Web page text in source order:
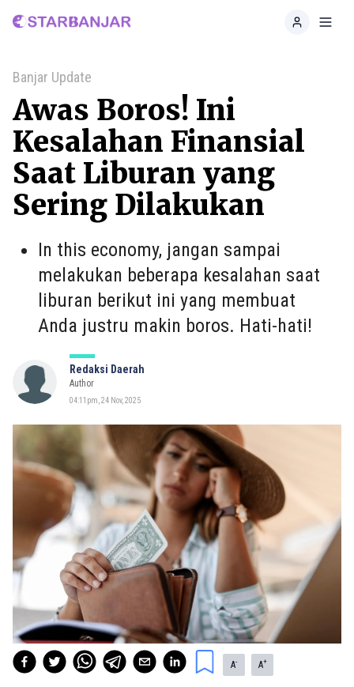
Home
Banjar Update
Awas Boros! Ini
Kesalahan Finansial
Saat Liburan yang
Sering Dilakukan
In this economy, jangan sampai
melakukan beberapa kesalahan saat
liburan berikut ini yang membuat
Anda justru makin boros. Hati-hati!
Redaksi Daerah
Author
04:11pm, 24 Nov, 2025
A- A+